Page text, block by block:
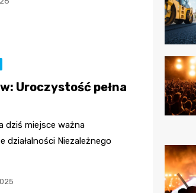
Uroczystość pełna
dziś miejsce ważna
Niezależnego